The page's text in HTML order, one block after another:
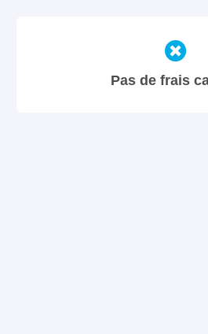
Pas de frais